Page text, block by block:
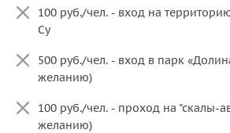
100 руб./чел. - вход на
Су
500 руб./чел. - вход в парк
желанию)
100 руб./чел. - проход на "скалы-
желанию)